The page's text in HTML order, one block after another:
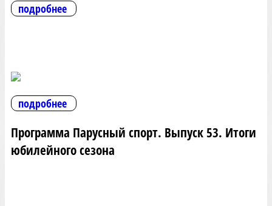
подробнее
подробнее
Программа Парусный спорт. Выпуск 53. Итоги
юбилейного сезона